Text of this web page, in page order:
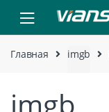
Skip to navigation
Skip to content
Главная imgb
imgb